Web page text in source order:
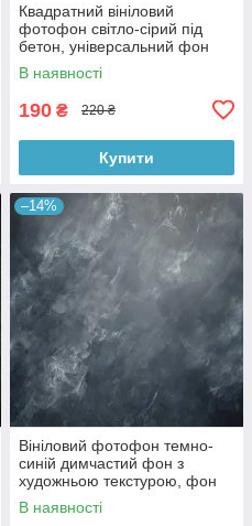
Квадратний вініловий
фотофон світло-сірий під
бетон, універсальний фон
для зйомки, 60x60 см,
№550478
В наявності
190 ₴ 220 ₴
Купити
–14%
Вініловий фотофон темно-
синій димчастий фон з
художньою текстурою, фон
для фото 60x60 см,
№551759
В наявності